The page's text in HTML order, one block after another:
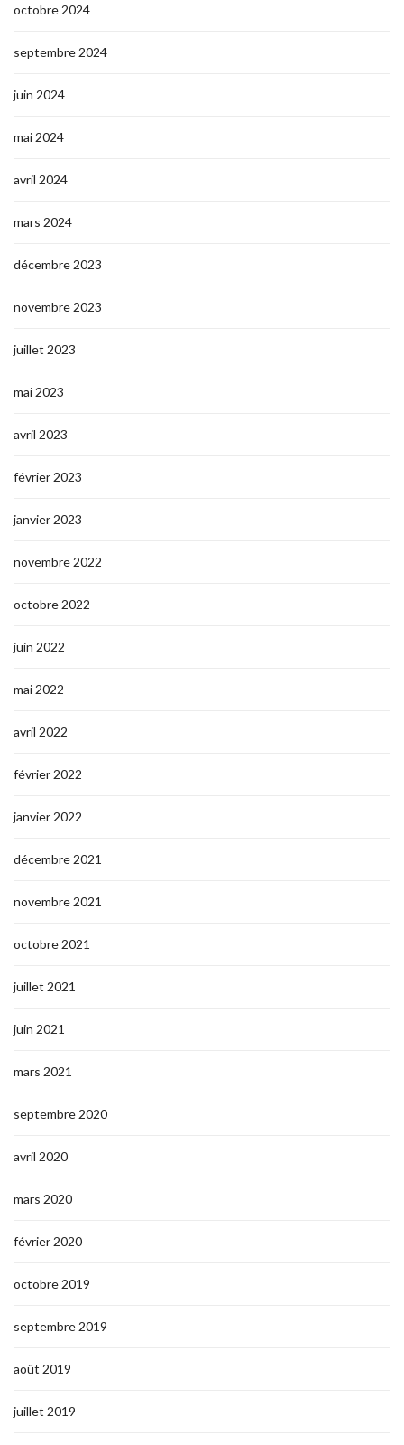
octobre 2024
septembre 2024
juin 2024
mai 2024
avril 2024
mars 2024
décembre 2023
novembre 2023
juillet 2023
mai 2023
avril 2023
février 2023
janvier 2023
novembre 2022
octobre 2022
juin 2022
mai 2022
avril 2022
février 2022
janvier 2022
décembre 2021
novembre 2021
octobre 2021
juillet 2021
juin 2021
mars 2021
septembre 2020
avril 2020
mars 2020
février 2020
octobre 2019
septembre 2019
août 2019
juillet 2019